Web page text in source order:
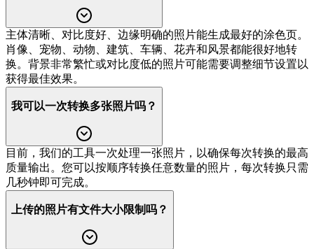
主体清晰、对比度好、边缘明确的照片能生成最好的涂色页。
肖像、宠物、动物、建筑、车辆、花卉和风景都能很好地转
换。背景非常繁忙或对比度低的照片可能需要调整细节设置以
获得最佳效果。
我可以一次转换多张照片吗？
目前，我们的工具一次处理一张照片，以确保每次转换的最高
质量输出。您可以按顺序转换任意数量的照片，每次转换只需
几秒钟即可完成。
上传的照片有文件大小限制吗？